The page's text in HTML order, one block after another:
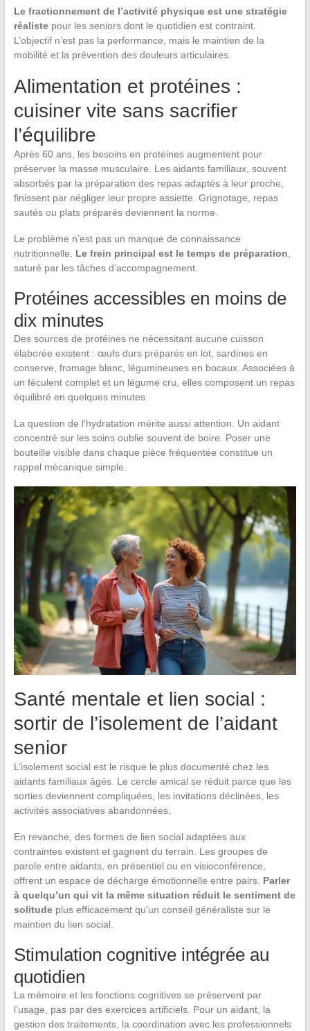
Le fractionnement de l’activité physique est une stratégie
réalistepour les seniors dont le quotidien est contraint.
L’objectif n’est pas la performance, mais le maintien de la
mobilité et la prévention des douleurs articulaires.
Alimentation et protéines :
cuisiner vite sans sacrifier
l’équilibre
Après 60 ans, les besoins en protéines augmentent pour
préserver la masse musculaire. Les aidants familiaux, souvent
absorbés par la préparation des repas adaptés à leur proche,
finissent par négliger leur propre assiette. Grignotage, repas
sautés ou plats préparés deviennent la norme.
Le problème n’est pas un manque de connaissance
nutritionnelle. Le frein principal est le temps de préparation
saturé par les tâches d’accompagnement.
Protéines accessibles en moins de
dix minutes
Des sources de protéines ne nécessitant aucune cuisson
élaborée existent : œufs durs préparés en lot, sardines en
conserve, fromage blanc, légumineuses en bocaux. Associées à
un féculent complet et un légume cru, elles composent un repas
équilibré en quelques minutes.
La question de l’hydratation mérite aussi attention. Un aidant
concentré sur les soins oublie souvent de boire. Poser une
bouteille visible dans chaque pièce fréquentée constitue un
rappel mécanique simple.
Santé mentale et lien social :
sortir de l’isolement de l’aidant
senior
L’isolement social est le risque le plus documenté chez les
aidants familiaux âgés. Le cercle amical se réduit parce que les
sorties deviennent compliquées, les invitations déclinées, les
activités associatives abandonnées.
En revanche, des formes de lien social adaptées aux
contraintes existent et gagnent du terrain. Les groupes de
parole entre aidants, en présentiel ou en visioconférence,
offrent un espace de décharge émotionnelle entre pairs. Parler
à quelqu’un qui vit la même situation réduit le sentiment de
solitudeplus efficacement qu’un conseil généraliste sur le
maintien du lien social.
Stimulation cognitive intégrée au
quotidien
La mémoire et les fonctions cognitives se préservent par
l’usage, pas par des exercices artificiels. Pour un aidant, la
gestion des traitements, la coordination avec les professionnels